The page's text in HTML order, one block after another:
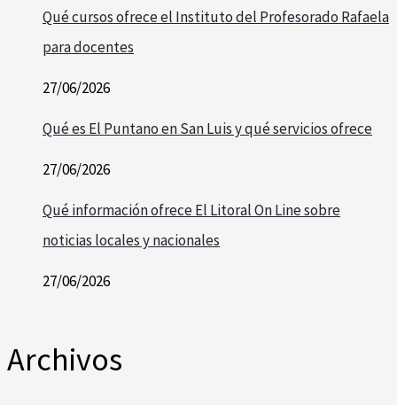
Qué cursos ofrece el Instituto del Profesorado Rafaela
para docentes
27/06/2026
Qué es El Puntano en San Luis y qué servicios ofrece
27/06/2026
Qué información ofrece El Litoral On Line sobre
noticias locales y nacionales
27/06/2026
Archivos